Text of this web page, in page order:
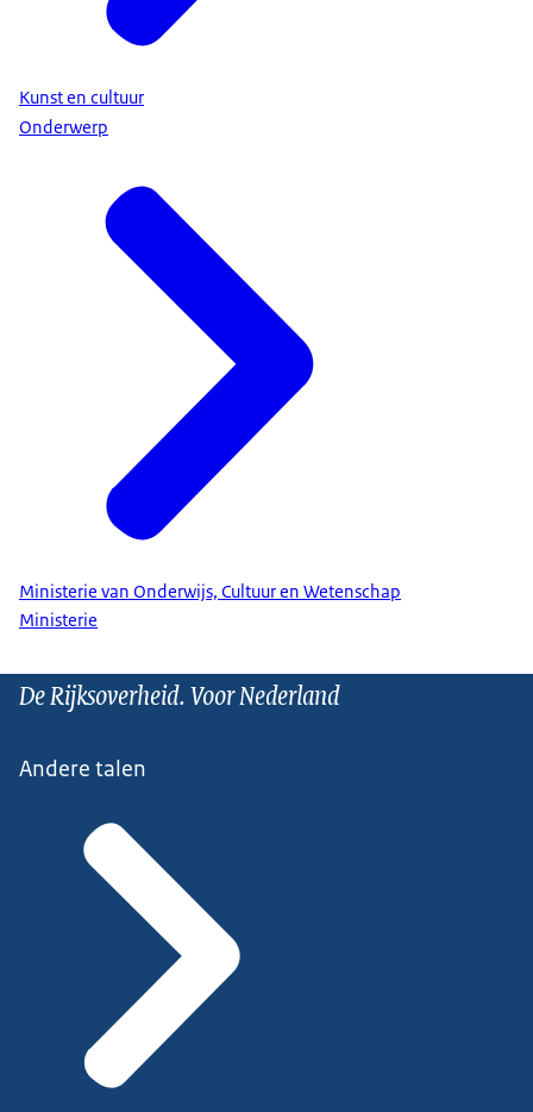
Kunst en cultuur
Onderwerp
Ministerie van Onderwijs, Cultuur en Wetenschap
Ministerie
De Rijksoverheid. Voor Nederland
Andere talen